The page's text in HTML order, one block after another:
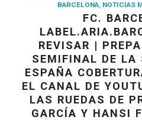
BARCELONA, NOTICIAS
FC.
REVISAR |
SEMIFINAL DE LA
ESPAÑA
EL CANAL DE
LAS RUEDAS DE
GARCÍA Y HANSI